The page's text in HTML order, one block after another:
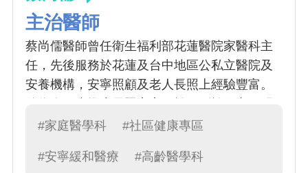
主治醫師
蔡尚儒醫師曾任衛生福利部花蓮醫院家醫科主
任，先後服務於花蓮及台中地區公私立醫院及
安養機構，安寧照顧及老人長照上經驗豐富。
交通大學公共衛生研究所進修，並設有粉絲專
谷伴行」。於各式急慢性疾病診斷、旅遊諮
#家庭醫學科 #社區健康專區
#安寧緩和醫療 #高齡醫學科